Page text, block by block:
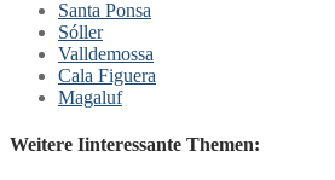
Santa Ponsa
Sóller
Valldemossa
Cala Figuera
Magaluf
Weitere Iinteressante Themen: